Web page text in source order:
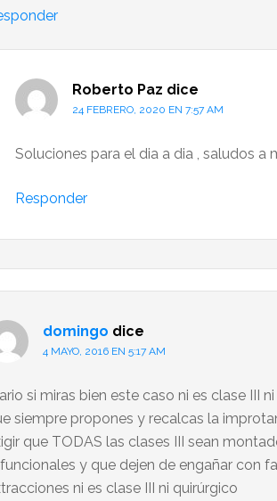
Roberto Paz dice
24 FEBRERO, 2020 EN 7:57 AM
Soluciones para el dia a dia , saludos a
Responder
domingo dice
4 MAYO, 2016 EN 5:17 AM
si miras bien este caso ni es clase III
siempre propones y recalcas la
que TODAS las clases III sean
funcionales y que dejen de engañar con
ni es clase III ni quirúrgico